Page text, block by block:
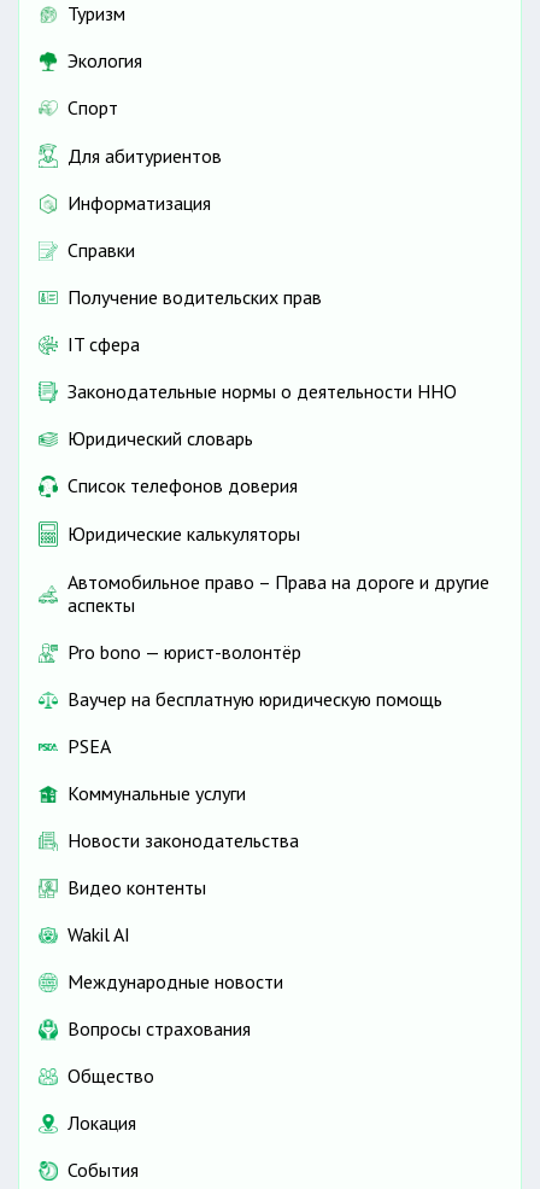
Туризм
Экология
Спорт
Для абитуриентов
Информатизация
Справки
Получение водительских прав
IT сфера
Законодательные нормы о деятельности ННО
Юридический словарь
Список телефонов доверия
Юридические калькуляторы
Автомобильное право – Права на дороге и другие
аспекты
Pro bono — юрист-волонтёр
Ваучер на бесплатную юридическую помощь
PSEA
Коммунальные услуги
Новости законодательства
Видео контенты
Wakil AI
Международные новости
Вопросы страхования
Общество
Локация
События